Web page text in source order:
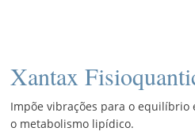
Xantax
Impõe vibrações para o equilíbrio
o metabolismo lipídico.